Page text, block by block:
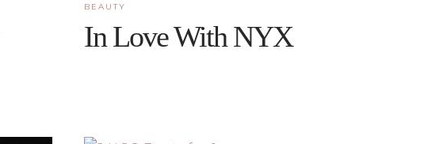
BEAUTY
In Love With NYX